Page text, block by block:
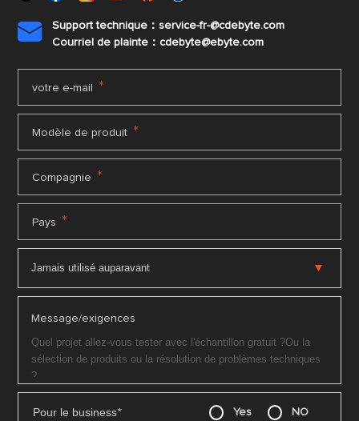

Support technique：service-fr-@cdebyte.com
Courriel de plainte：cdebyte@ebyte.com
votre e-mail *
Modèle de produit *
Compagnie *
Pays *
Message/exigences
Pour le business* Yes NO